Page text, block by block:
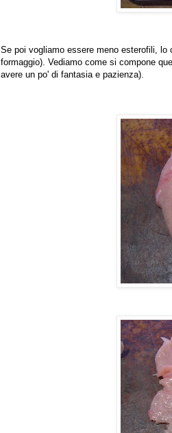
Se poi vogliamo essere meno esterofili,
formaggio). Vediamo come si compone
avere un po' di fantasia e pazienza).